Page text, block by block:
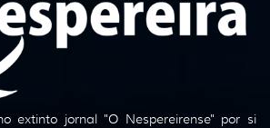
extinto jornal "O Nespereirense" por si